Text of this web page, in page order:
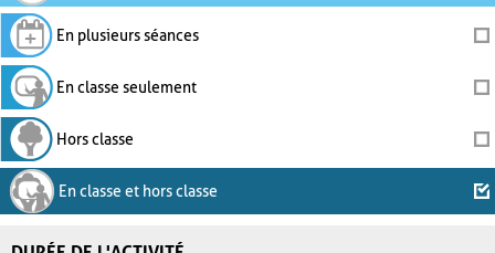
En plusieurs séances
En classe seulement
Hors classe
En classe et hors classe